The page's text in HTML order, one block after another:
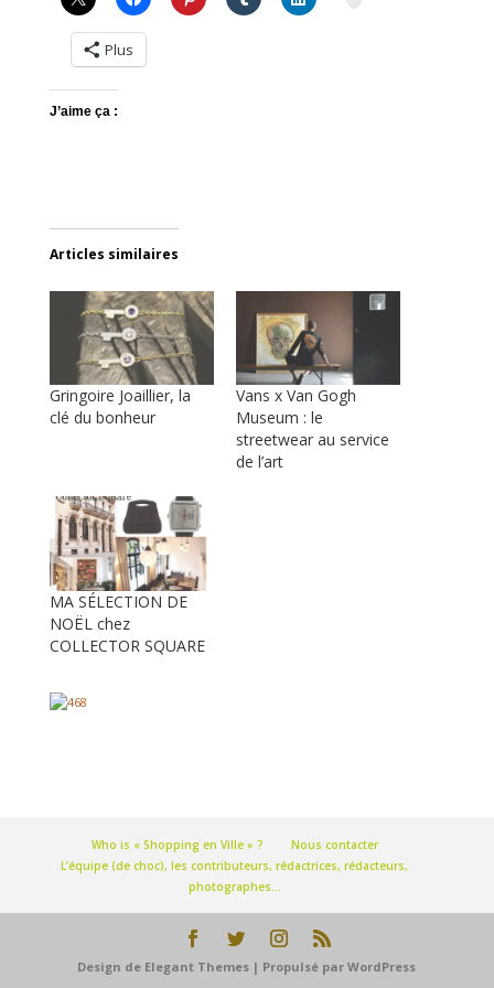
Plus
J’aime ça :
Articles similaires
Gringoire Joaillier, la
clé du bonheur
Vans x Van Gogh
Museum : le
streetwear au service
de l’art
MA SÉLECTION DE
NOËL chez
COLLECTOR SQUARE
Who is « Shopping en Ville » ?
Nous contacter
L’équipe (de choc), les contributeurs, rédactrices, rédacteurs,
photographes…
Design de Elegant Themes | Propulsé parWordPress